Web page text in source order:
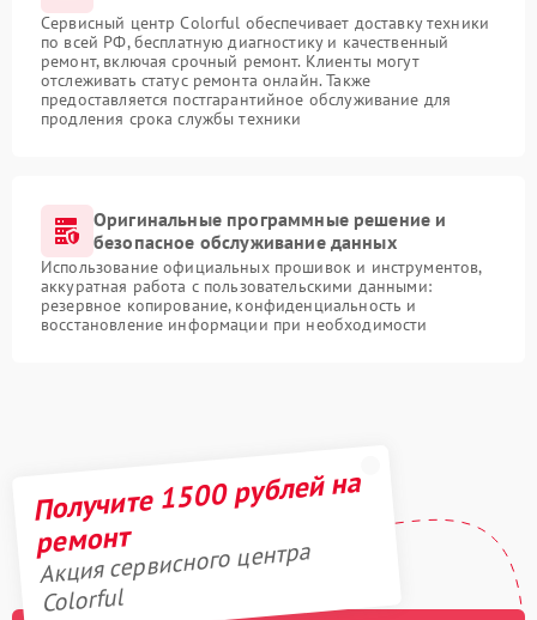
Сервисный центр Colorful обеспечивает доставку техники
по всей РФ, бесплатную диагностику и качественный
ремонт, включая срочный ремонт. Клиенты могут
отслеживать статус ремонта онлайн. Также
предоставляется постгарантийное обслуживание для
продления срока службы техники
Оригинальные программные решение и
безопасное обслуживание данных
Использование официальных прошивок и инструментов,
аккуратная работа с пользовательскими данными:
резервное копирование, конфиденциальность и
восстановление информации при необходимости
Получите 1500 рублей на
ремонт
Акция сервисного центра
Colorful